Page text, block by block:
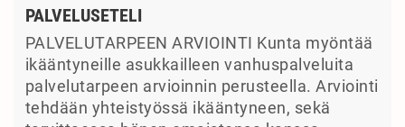
PALVELUSETELI
PALVELUTARPEEN ARVIOINTI Kunta myöntää
ikääntyneille asukkailleen vanhuspalveluita
palvelutarpeen arvioinnin perusteella. Arviointi
tehdään yhteistyössä ikääntyneen, sekä